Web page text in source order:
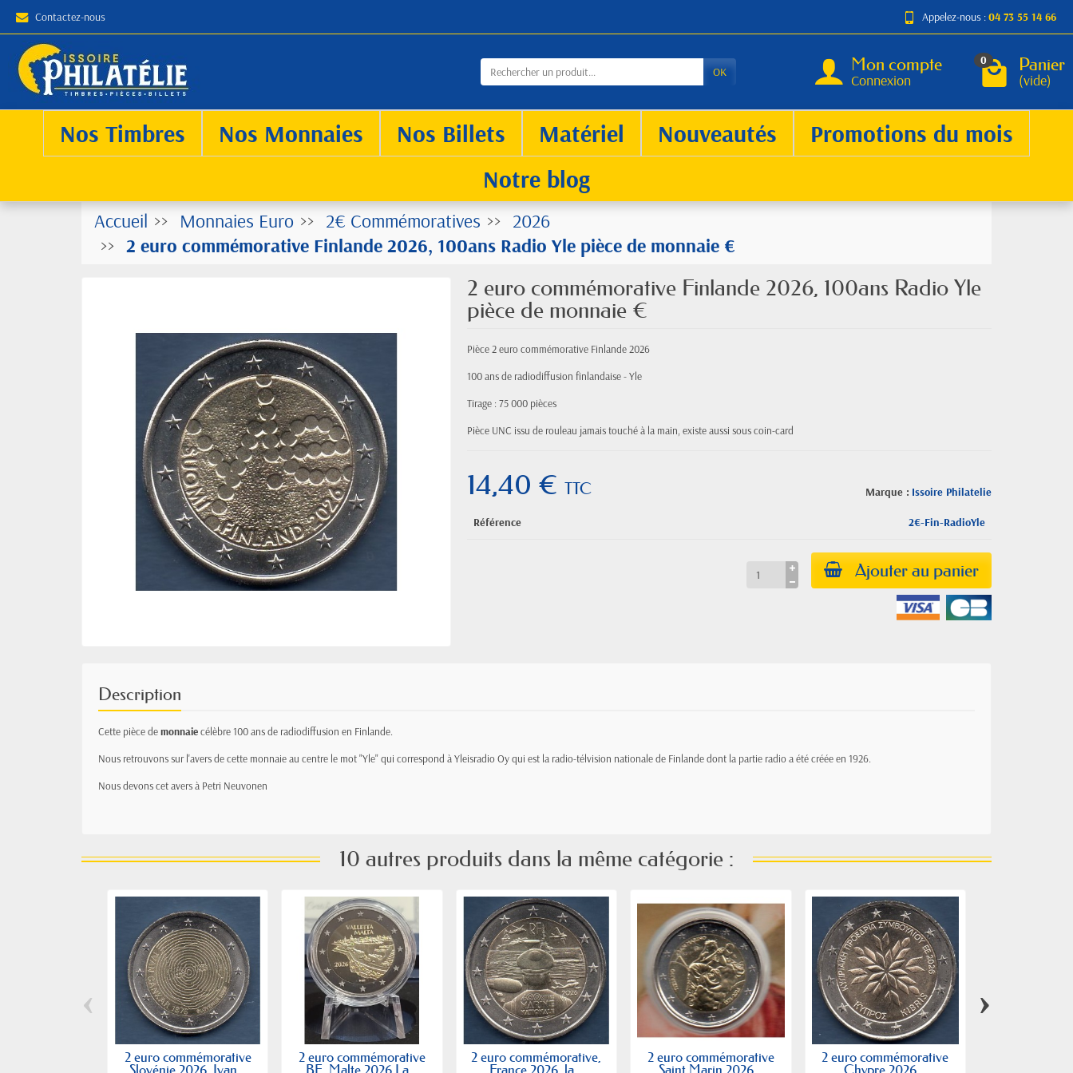
Contactez-nous Appelez-nous :04 73 55 14 66
OK Mon compte
Connexion
0 Panier
(vide)
Nos Timbres Nos Monnaies Nos Billets Matériel Nouveautés
Promotions du mois
Notre blog
Accueil Monnaies Euro 2€ Commémoratives
2026
2 euro commémorative Finlande 2026, 100ans Radio Yle pièce de monnaie €
2 euro commémorative Finlande 2026, 100ans Radio Yle
pièce de monnaie €
Pièce 2 euro commémorative Finlande 2026
100 ans de radiodiffusion finlandaise - Yle
Tirage : 75 000 pièces
Pièce UNC issu de rouleau jamais touché à la main, existe aussi sous coin-card
Marque : Issoire Philatelie
14,40 €TTC
Référence 2€-Fin-RadioYle
Ajouter au panier
Description
Cette pièce demonnaiecélèbre 100 ans de radiodiffusion en Finlande.
Nous retrouvons sur l'avers de cette monnaie au centre le mot "Yle" qui correspond àYleisradio Oy qui est la radio-télvision nationale de Finlande dont la partie radio a été créée en 1926.
Nous devons cet avers à Petri Neuvonen
10 autres produits dans la même catégorie :
2 euro commémorative
Slovénie 2026, Ivan...
2 euro commémorative
BE, Malte 2026 La...
2 euro commémorative,
France 2026, la...
2 euro commémorative
Saint Marin 2026...
2 euro commémorative
Chypre 2026...
‹ ›